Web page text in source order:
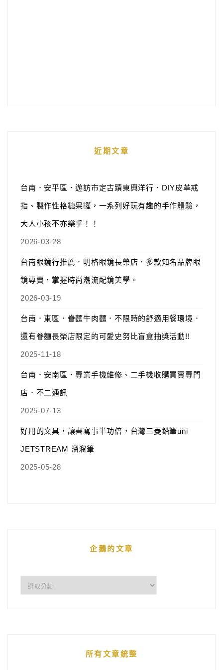
近期文章
台南．安平區．遊訪市定古蹟東興洋行．DIY皮革戒
指、製作性格糖果罐，一系列好玩有趣的手作體驗，
大人小孩不亦樂乎！！
2026-03-28
台南眼鏡行推薦．明格眼鏡長榮店．多款知名品牌眼
鏡專賣．掌握時尚潮流配鏡美學。
2026-03-19
台南．東區．眷麵牛肉麵．不限時的舒適用餐環境．
還有眷麵長榮店限定的可愛史努比盲盒抽獎活動!!
2025-11-18
台南．安南區．專業手機維修、二手機收購買賣專門
店．不二通訊
2025-07-13
好用的文具，讓書寫事半功倍，台灣三菱鉛筆uni
JETSTREAM 溜溜筆
2025-05-28
企鵝的文章
所有文章統整